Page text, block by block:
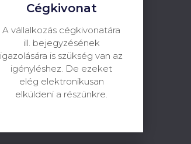
Cégkivonat
A vállalkozás cégkivonatára
ill. bejegyzésének
igazolására is szükség van az
igényléshez. De ezeket
elég elektronikusan
elküldeni a részünkre.